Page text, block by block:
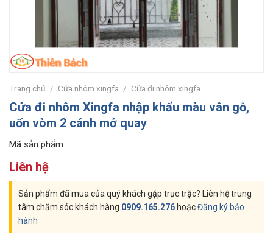
Trang chủ / Cửa nhôm xingfa / Cửa đi nhôm xingfa
Cửa đi nhôm Xingfa nhập khẩu màu vân gỗ,
uốn vòm 2 cánh mở quay
Mã sản phẩm:
Liên hệ
Sản phẩm đã mua của quý khách gặp trục trặc? Liên hệ trung
tâm chăm sóc khách hàng 0909.165.276 hoặcĐăng ký bảo
hành